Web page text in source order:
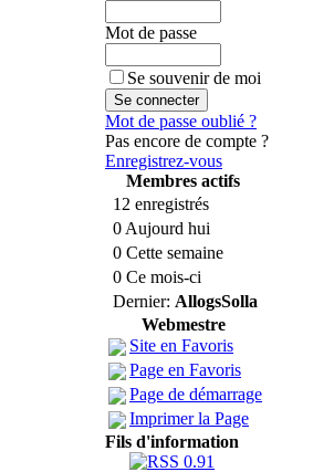
Mot de passe
Se souvenir de moi
Mot de passe oublié ?
Pas encore de compte ?
Enregistrez-vous
Membres actifs
12 enregistrés
0 Aujourd hui
0 Cette semaine
0 Ce mois-ci
Dernier: AllogsSolla
Webmestre
Site en Favoris
Page en Favoris
Page de démarrage
Imprimer la Page
Fils d'information